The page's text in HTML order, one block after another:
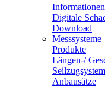
Informationen
Digitale
Download
Messsysteme
Produkte
Längen-/
Anbausätze